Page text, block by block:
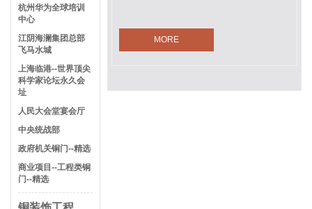
杭州华为全球培训
中心
江阴海澜集团总部
飞马水城
上海临港--世界顶尖
科学家论坛永久会
址
人民大会堂宴会厅
中央统战部
政府机关铜门--精选
商业项目--工程类铜
门--精选
MORE